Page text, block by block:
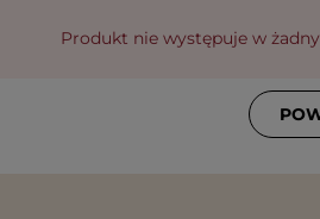
Produkt nie występuje w